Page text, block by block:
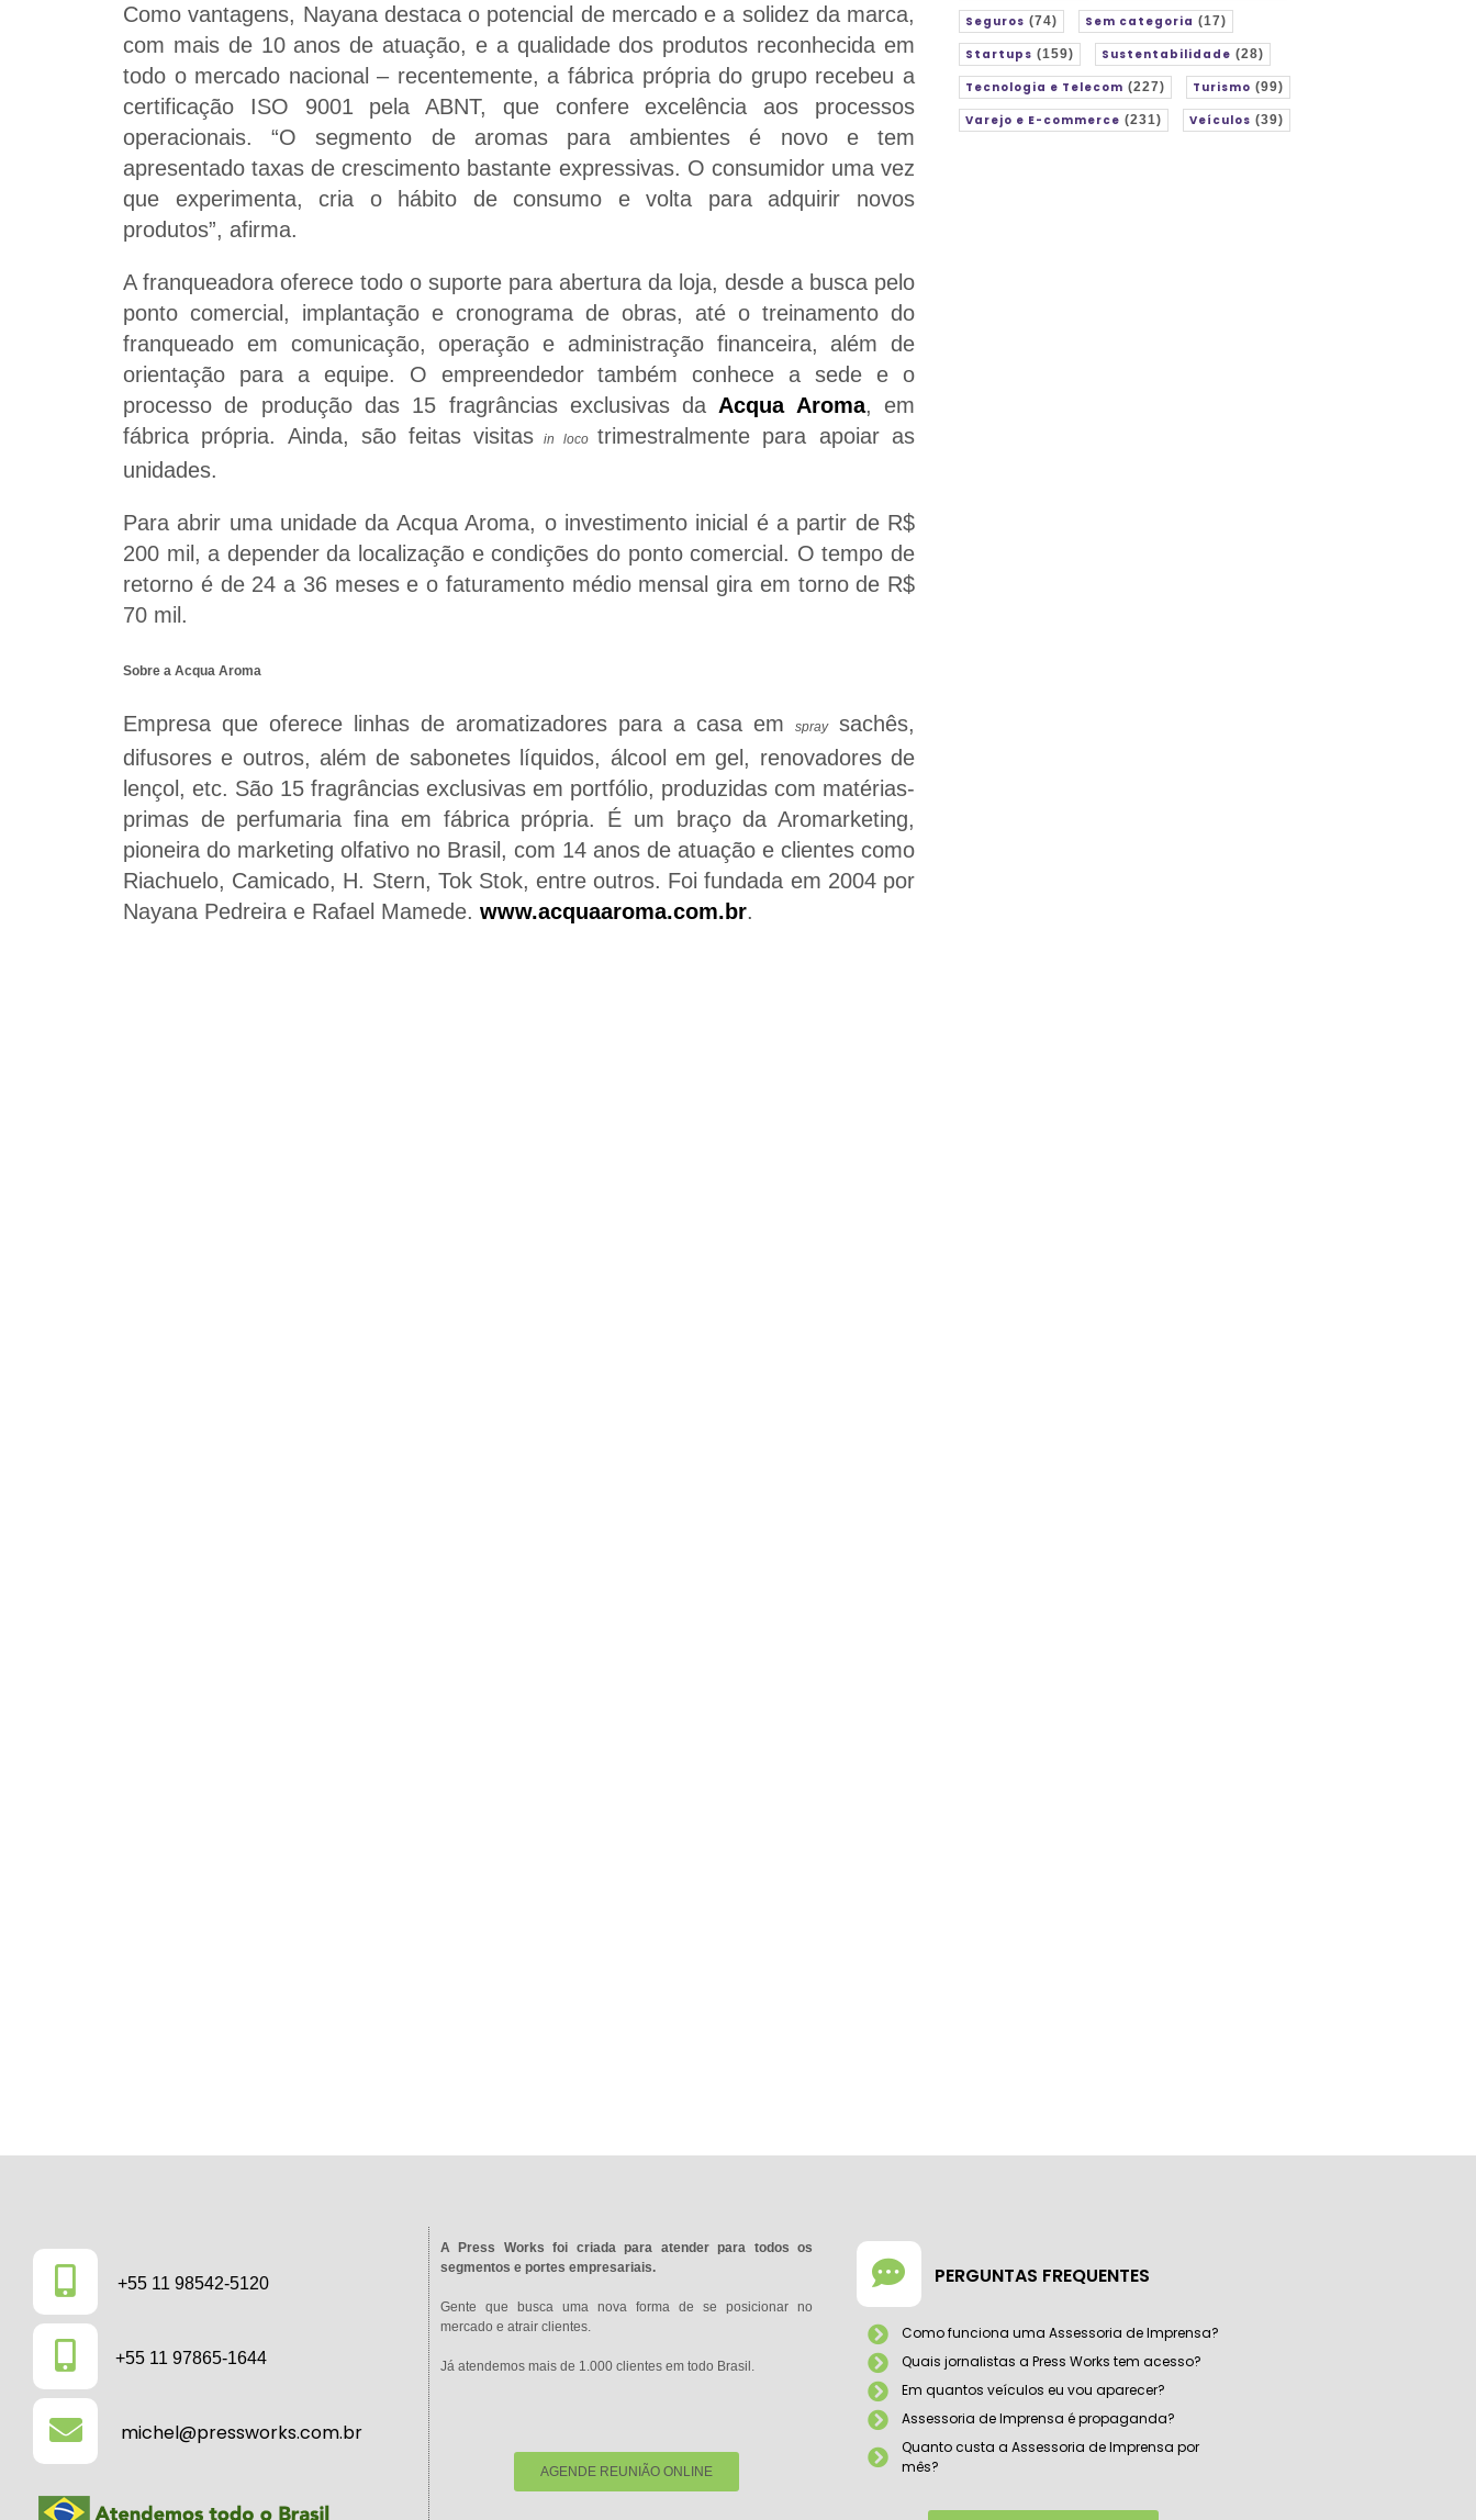
Como vantagens, Nayana destaca o potencial de mercado e a solidez da marca,
com mais de 10 anos de atuação, e a qualidade dos produtos reconhecida em
todo o mercado nacional – recentemente, a fábrica própria do grupo recebeu a
certificação ISO 9001 pela ABNT, que confere excelência aos processos
operacionais. “O segmento de aromas para ambientes é novo e tem
apresentado taxas de crescimento bastante expressivas. O consumidor uma vez
que experimenta, cria o hábito de consumo e volta para adquirir novos
produtos”, afirma.
A franqueadora oferece todo o suporte para abertura da loja, desde a busca pelo
ponto comercial, implantação e cronograma de obras, até o treinamento do
franqueado em comunicação, operação e administração financeira, além de
orientação para a equipe. O empreendedor também conhece a sede e o
processo de produção das 15 fragrâncias exclusivas da Acqua Aroma, em
fábrica própria. Ainda, são feitas visitas in locotrimestralmente para apoiar as
unidades.
Para abrir uma unidade da Acqua Aroma, o investimento inicial é a partir de R$
200 mil, a depender da localização e condições do ponto comercial. O tempo de
retorno é de 24 a 36 meses e o faturamento médio mensal gira em torno de R$
70 mil.
Sobre a Acqua Aroma
Empresa que oferece linhas de aromatizadores para a casa em spraysachês,
difusores e outros, além de sabonetes líquidos, álcool em gel, renovadores de
lençol, etc. São 15 fragrâncias exclusivas em portfólio, produzidas com matérias-
primas de perfumaria fina em fábrica própria. É um braço da Aromarketing,
pioneira do marketing olfativo no Brasil, com 14 anos de atuação e clientes como
Riachuelo, Camicado, H. Stern, Tok Stok, entre outros. Foi fundada em 2004 por
Nayana Pedreira e Rafael Mamede. www.acquaaroma.com.br.
Seguros (74) Sem categoria (17)
Startups (159) Sustentabilidade (28)
Tecnologia e Telecom (227) Turismo (99)
Varejo e E-commerce (231) Veículos (39)
+55 11 98542-5120
+55 11 97865-1644
michel@pressworks.com.br
A Press Works foi criada para atender para todos os
segmentos e portes empresariais.
Gente que busca uma nova forma de se posicionar no
mercado e atrair clientes.
Já atendemos mais de 1.000 clientes em todo Brasil.
AGENDE REUNIÃO ONLINE
PERGUNTAS FREQUENTES
Como funciona uma Assessoria de Imprensa?
Quais jornalistas a Press Works tem acesso?
Em quantos veículos eu vou aparecer?
Assessoria de Imprensa é propaganda?
Quanto custa a Assessoria de Imprensa por
mês?